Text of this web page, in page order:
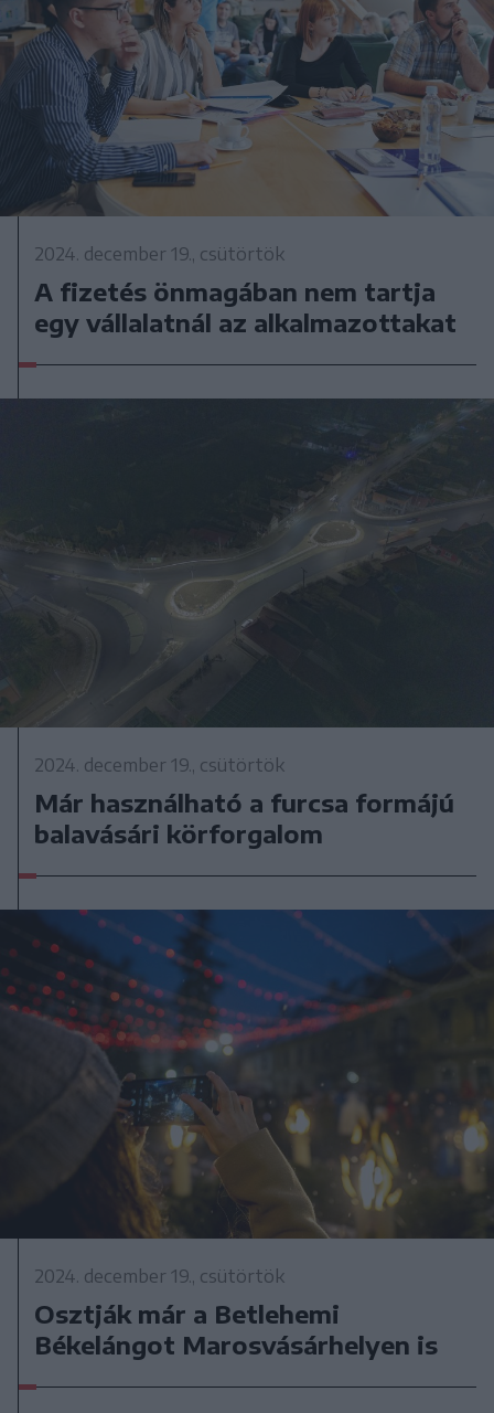
2024. december 19., csütörtök
A fizetés önmagában nem tartja
egy vállalatnál az alkalmazottakat
2024. december 19., csütörtök
Már használható a furcsa formájú
balavásári körforgalom
2024. december 19., csütörtök
Osztják már a Betlehemi
Békelángot Marosvásárhelyen is